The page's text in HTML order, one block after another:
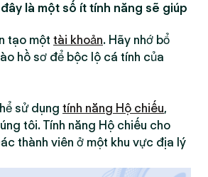
là một số ít tính năng sẽ giúp
tạo một tài khoản. Hãy nhớ bổ
hồ sơ để bộc lộ cá tính của
sử dụng tính năng Hộ chiếu,
tôi. Tính năng Hộ chiếu cho
thành viên ở một khu vực địa lý